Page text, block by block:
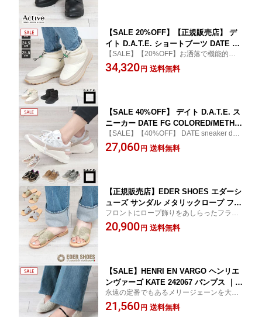
【SALE 20%OFF】【正規販売店】 デ
イト D.A.T.E. ショートブーツ DATE AS
TRA NYLON レディース AS-NY | ナイ
ロン リアルムートン 撥水素材 もこもこ
【SALE】【20%OFF】お洒落で機能的なD.
A.T.E.のファッションブーツ
34,320 円 送料無料
【SALE 40%OFF】 デイト D.A.T.E. ス
ニーカー DATE FG COLORED/METHO
D/PONY レディース | ダッドスニーカー
DAD ボリューム感 歩きやすい おしゃれ
【SALE】【40%OFF】 DATE sneaker dad
靴 軽い 履きやすい オシャレ センス DATE
でデート お出掛け 普段 ラッピング ブラン
27,060 円 送料無料
【正規販売店】EDER SHOES エダーシ
ューズ サンダル メタリックロープ フラ
ットサンダル 96-EDE-1806 | シンプル
レザー 牛革 シルバー ゴールド 疲れな
フロントにロープ飾りをあしらったフラッ
トサンダルは、暑い夏の日にぴったり。ど
んなコーディネートにも合わせやすい一足
20,900 円 送料無料
【SALE】HENRI EN VARGO ヘンリエ
ンヴァーゴ KATE 242067 パンプス ｜ケ
イト メリージェーン ロングノーズスク
エア ストラップ レザー エナメル ファ
永遠の定番でもあるメリージェーンを大人
っぽく、色っぽく仕上げました。脱スニー
カー気分の方に是非お勧めしたいパンプス
21,560 円 送料無料